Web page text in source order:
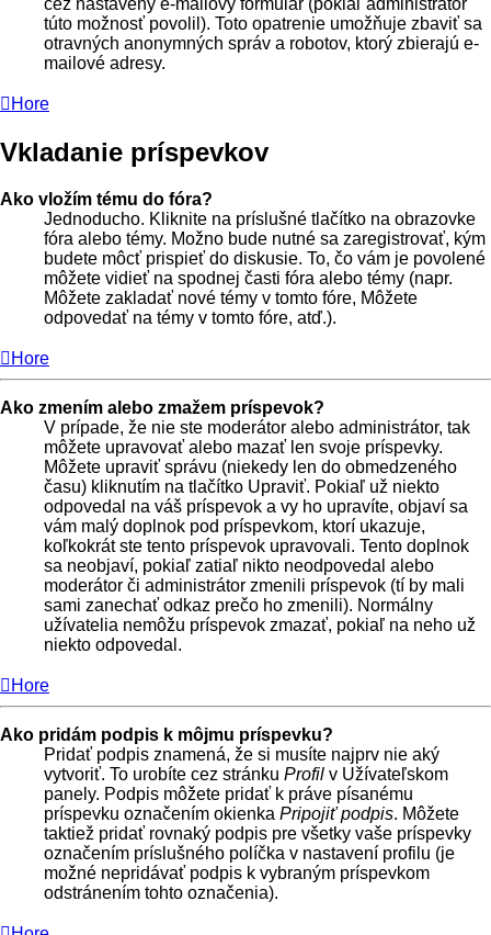
cez nastavený e-mailový formulár (pokiaľ administrátor
túto možnosť povolil). Toto opatrenie umožňuje zbaviť sa
otravných anonymných správ a robotov, ktorý zbierajú e-
mailové adresy.
Hore
Vkladanie príspevkov
Ako vložím tému do fóra?
Jednoducho. Kliknite na príslušné tlačítko na obrazovke
fóra alebo témy. Možno bude nutné sa zaregistrovať, kým
budete môcť prispieť do diskusie. To, čo vám je povolené
môžete vidieť na spodnej časti fóra alebo témy (napr.
Môžete zakladať nové témy v tomto fóre, Môžete
odpovedať na témy v tomto fóre, atď.).
Hore
Ako zmením alebo zmažem príspevok?
V prípade, že nie ste moderátor alebo administrátor, tak
môžete upravovať alebo mazať len svoje príspevky.
Môžete upraviť správu (niekedy len do obmedzeného
času) kliknutím na tlačítko Upraviť. Pokiaľ už niekto
odpovedal na váš príspevok a vy ho upravíte, objaví sa
vám malý doplnok pod príspevkom, ktorí ukazuje,
koľkokrát ste tento príspevok upravovali. Tento doplnok
sa neobjaví, pokiaľ zatiaľ nikto neodpovedal alebo
moderátor či administrátor zmenili príspevok (tí by mali
sami zanechať odkaz prečo ho zmenili). Normálny
užívatelia nemôžu príspevok zmazať, pokiaľ na neho už
niekto odpovedal.
Hore
Ako pridám podpis k môjmu príspevku?
Pridať podpis znamená, že si musíte najprv nie aký
vytvoriť. To urobíte cez stránku Profil v Užívateľskom
panely. Podpis môžete pridať k práve písanému
príspevku označením okienka Pripojiť podpis. Môžete
taktiež pridať rovnaký podpis pre všetky vaše príspevky
označením príslušného políčka v nastavení profilu (je
možné nepridávať podpis k vybraným príspevkom
odstránením tohto označenia).